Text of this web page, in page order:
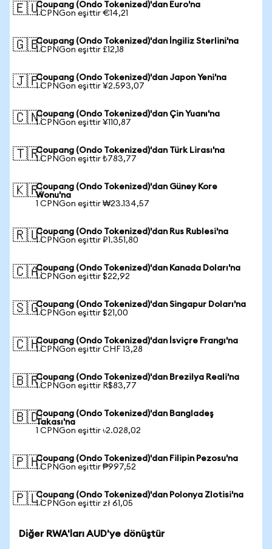
🇪🇺Coupang (Ondo Tokenized)'dan Euro'na
1 CPNGon eşittir €14,21
🇬🇧Coupang (Ondo Tokenized)'dan İngiliz Sterlini'na
1 CPNGon eşittir £12,18
🇯🇵Coupang (Ondo Tokenized)'dan Japon Yeni'na
1 CPNGon eşittir ¥2.593,07
🇨🇳Coupang (Ondo Tokenized)'dan Çin Yuanı'na
1 CPNGon eşittir ¥110,87
🇹🇷Coupang (Ondo Tokenized)'dan Türk Lirası'na
1 CPNGon eşittir ₺783,77
🇰🇷Coupang (Ondo Tokenized)'dan Güney Kore
Wonu'na
1 CPNGon eşittir ₩23.134,57
🇷🇺Coupang (Ondo Tokenized)'dan Rus Rublesi'na
1 CPNGon eşittir ₽1.351,80
🇨🇦Coupang (Ondo Tokenized)'dan Kanada Doları'na
1 CPNGon eşittir $22,92
🇸🇬Coupang (Ondo Tokenized)'dan Singapur Doları'na
1 CPNGon eşittir $21,00
🇨🇭Coupang (Ondo Tokenized)'dan İsviçre Frangı'na
1 CPNGon eşittir CHF 13,28
🇧🇷Coupang (Ondo Tokenized)'dan Brezilya Reali'na
1 CPNGon eşittir R$83,77
🇧🇩Coupang (Ondo Tokenized)'dan Bangladeş
Takası'na
1 CPNGon eşittir ৳2.028,02
🇵🇭Coupang (Ondo Tokenized)'dan Filipin Pezosu'na
1 CPNGon eşittir ₱997,52
🇵🇱Coupang (Ondo Tokenized)'dan Polonya Zlotisi'na
1 CPNGon eşittir zł 61,05
Diğer RWA'ları AUD'ye dönüştür